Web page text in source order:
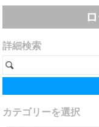
詳細検索
カテゴリーを選択